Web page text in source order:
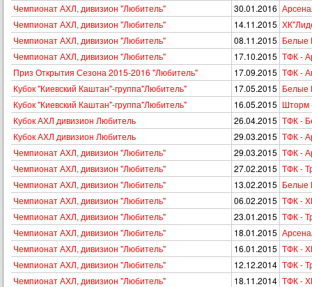
Чемпионат АХЛ, дивизион "Любитель"
30.01.2016
Чемпионат АХЛ, дивизион "Любитель"
14.11.2015
Чемпионат АХЛ, дивизион "Любитель"
08.11.2015 Белые
Чемпионат АХЛ, дивизион "Любитель"
17.10.2015 ТФК -
Приз Открытия Сезона 2015-2016 "Любитель"
17.09.2015 ТФК -
Кубок "Киевский Каштан"-группа"Любитель"
17.05.2015 Белые
Кубок "Киевский Каштан"-группа"Любитель"
16.05.2015 Шторм
Кубок АХЛ дивизион Любитель
26.04.2015 ТФК -
Кубок АХЛ дивизион Любитель
29.03.2015 ТФК -
Чемпионат АХЛ, дивизион "Любитель"
29.03.2015 ТФК -
Чемпионат АХЛ, дивизион "Любитель"
27.02.2015 ТФК -
Чемпионат АХЛ, дивизион "Любитель"
13.02.2015 Белые
Чемпионат АХЛ, дивизион "Любитель"
06.02.2015 ТФК -
Чемпионат АХЛ, дивизион "Любитель"
23.01.2015 ТФК -
Чемпионат АХЛ, дивизион "Любитель"
18.01.2015
Чемпионат АХЛ, дивизион "Любитель"
16.01.2015 ТФК -
Чемпионат АХЛ, дивизион "Любитель"
12.12.2014 ТФК -
Чемпионат АХЛ, дивизион "Любитель"
18.11.2014 ТФК -